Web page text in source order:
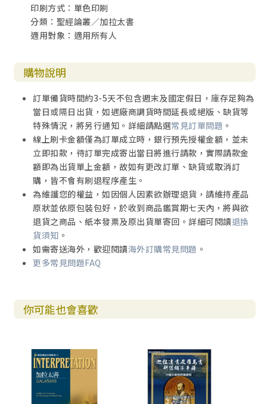
印刷方式：單色印刷
分類：聖經論叢／加拉太書
適用對象：適用所有人
購物說明
訂單備貨時間約3-5天不包含週末及國定假日，庫存足夠為
當日或隔日出貨，如遇廠商調貨時間延長或絕版、缺貨等
特殊情況，將另行通知。詳細請點選常見訂單問題 。
線上刷卡金額僅為訂單成立時，銀行預先授權金額，並未
立即扣款，待訂單完成寄出當日將進行請款，實際請款金
額即為出貨單上金額，故如有更改訂單、缺貨或取消訂
購，皆不會有刷退程序產生。
為維護您的權益，如因個人因素欲辦理退貨，請維持產品
原狀並依原包裝包好，於收到商品鑑賞期七天內，將與欲
退貨之商品、紙本發票及原出貨單寄回。詳細可閱讀退換
貨須知 。
如需寄送海外，歡迎閱讀海外訂購常見問題 。
更多常見問題FAQ
你可能也會喜歡